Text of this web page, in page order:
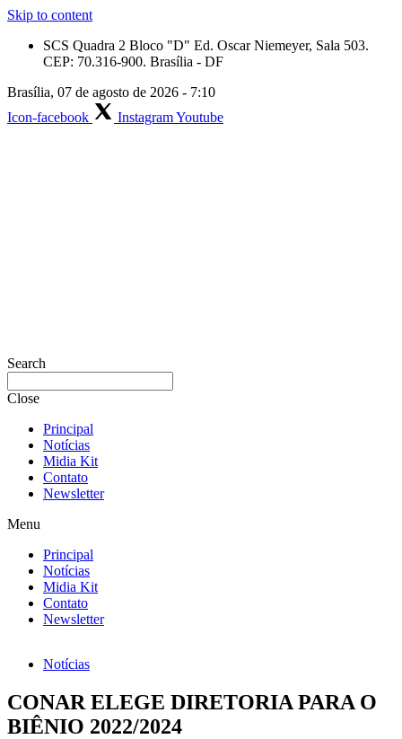
Skip to content
SCS Quadra 2 Bloco "D" Ed. Oscar Niemeyer, Sala 503.
CEP: 70.316-900. Brasília - DF
Brasília, 07 de agosto de 2026 - 7:10
Icon-facebook
InstagramYoutube
Search
Close
Principal
Notícias
Midia Kit
Contato
Newsletter
Menu
Principal
Notícias
Midia Kit
Contato
Newsletter
Notícias
CONAR ELEGE DIRETORIA PARA O
BIÊNIO 2022/2024